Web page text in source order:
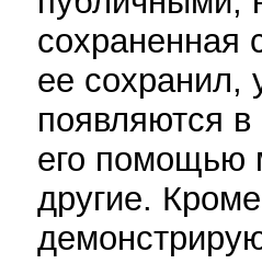
сохраненная
ее сохранил,
появляются
его помощью
другие.